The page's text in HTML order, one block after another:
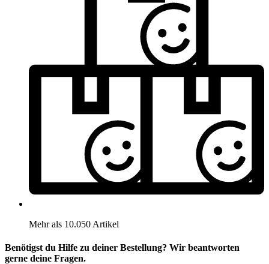
Mehr als 10.050 Artikel
Benötigst du Hilfe zu deiner Bestellung? Wir beantworten
gerne deine Fragen.